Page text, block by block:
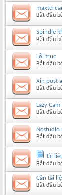
Bắt đầu
Spindle
Bắt đầu
Lỗi trục
Bắt đầu
Xin post
Bắt đầu
Lazy
Bắt đầu
Ncstudio
Bắt đầu
Tài
Bắt đầu
Cần tài
Bắt đầu